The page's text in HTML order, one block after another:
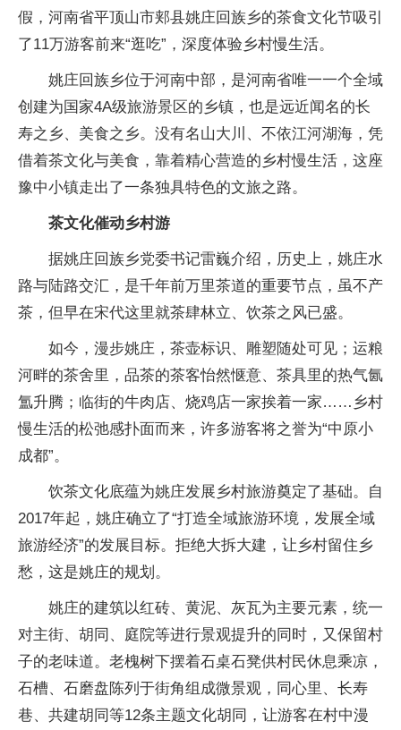
假，河南省平顶山市郏县姚庄回族乡的茶食文化节吸引
了11万游客前来“逛吃”，深度体验乡村慢生活。
姚庄回族乡位于河南中部，是河南省唯一一个全域
创建为国家4A级旅游景区的乡镇，也是远近闻名的长
寿之乡、美食之乡。没有名山大川、不依江河湖海，凭
借着茶文化与美食，靠着精心营造的乡村慢生活，这座
豫中小镇走出了一条独具特色的文旅之路。
茶文化催动乡村游
据姚庄回族乡党委书记雷巍介绍，历史上，姚庄水
路与陆路交汇，是千年前万里茶道的重要节点，虽不产
茶，但早在宋代这里就茶肆林立、饮茶之风已盛。
如今，漫步姚庄，茶壶标识、雕塑随处可见；运粮
河畔的茶舍里，品茶的茶客怡然惬意、茶具里的热气氤
氲升腾；临街的牛肉店、烧鸡店一家挨着一家……乡村
慢生活的松弛感扑面而来，许多游客将之誉为“中原小
成都”。
饮茶文化底蕴为姚庄发展乡村旅游奠定了基础。自
2017年起，姚庄确立了“打造全域旅游环境，发展全域
旅游经济”的发展目标。拒绝大拆大建，让乡村留住乡
愁，这是姚庄的规划。
姚庄的建筑以红砖、黄泥、灰瓦为主要元素，统一
对主街、胡同、庭院等进行景观提升的同时，又保留村
子的老味道。老槐树下摆着石桌石凳供村民休息乘凉，
石槽、石磨盘陈列于街角组成微景观，同心里、长寿
巷、共建胡同等12条主题文化胡同，让游客在村中漫